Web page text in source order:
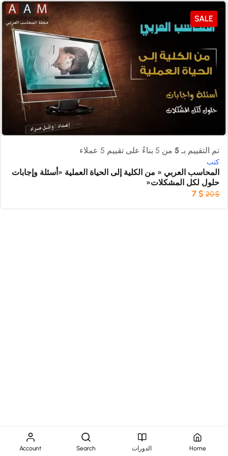
SALE
تم التقييم بـ5 من 5 بناءً على تقييم 5 عملاء
كتب
المحاسب العربي « من الكلية إلى الحياة العملية «أسئلة وإجابات
حلول لكل المشكلات«
20$
7 $
Home الدورات Search
Account